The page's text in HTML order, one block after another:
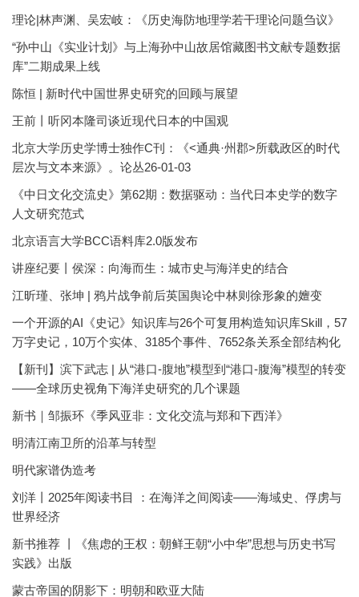
理论|林声渊、吴宏岐：《历史海防地理学若干理论问题刍议》
“孙中山《实业计划》与上海孙中山故居馆藏图书文献专题数据
库”二期成果上线
陈恒 | 新时代中国世界史研究的回顾与展望
王前丨听冈本隆司谈近现代日本的中国观
北京大学历史学博士独作C刊：《<通典·州郡>所载政区的时代
层次与文本来源》。论丛26-01-03
《中日文化交流史》第62期：数据驱动：当代日本史学的数字
人文研究范式
北京语言大学BCC语料库2.0版发布
讲座纪要丨侯深：向海而生：城市史与海洋史的结合
江昕瑾、张坤 | 鸦片战争前后英国舆论中林则徐形象的嬗变
一个开源的AI《史记》知识库与26个可复用构造知识库Skill，57
万字史记，10万个实体、3185个事件、7652条关系全部结构化
【新刊】滨下武志 | 从“港口-腹地”模型到“港口-腹海”模型的转变
——全球历史视角下海洋史研究的几个课题
新书｜邹振环《季风亚非：文化交流与郑和下西洋》
明清江南卫所的沿革与转型
明代家谱伪造考
刘洋丨2025年阅读书目 ：在海洋之间阅读——海域史、俘虏与
世界经济
新书推荐 丨《焦虑的王权：朝鲜王朝“小中华”思想与历史书写
实践》出版
蒙古帝国的阴影下：明朝和欧亚大陆